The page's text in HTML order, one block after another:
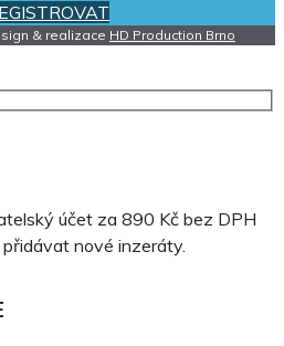
& realizace HD Production Brno
účet za 890 Kč bez DPH
nové inzeráty.